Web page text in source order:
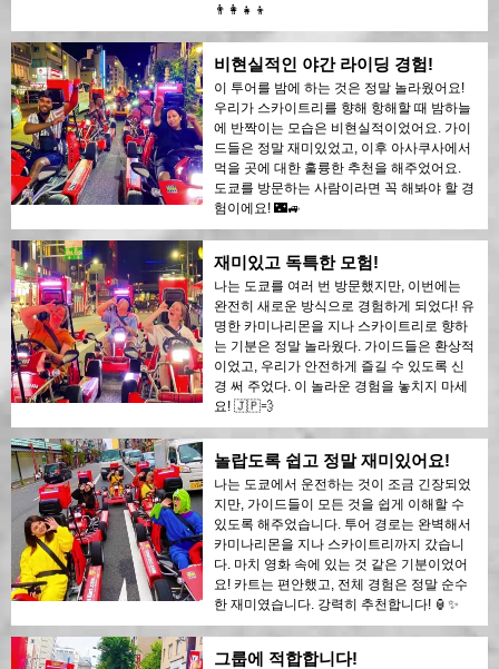
👨‍👩‍👧‍👦
비현실적인 야간 라이딩 경험!
이 투어를 밤에 하는 것은 정말 놀라웠어요!
우리가 스카이트리를 향해 항해할 때 밤하늘
에 반짝이는 모습은 비현실적이었어요. 가이
드들은 정말 재미있었고, 이후 아사쿠사에서
먹을 곳에 대한 훌륭한 추천을 해주었어요.
도쿄를 방문하는 사람이라면 꼭 해봐야 할 경
험이에요! 🌃🚙
재미있고 독특한 모험!
나는 도쿄를 여러 번 방문했지만, 이번에는
완전히 새로운 방식으로 경험하게 되었다! 유
명한 카미나리몬을 지나 스카이트리로 향하
는 기분은 정말 놀라웠다. 가이드들은 환상적
이었고, 우리가 안전하게 즐길 수 있도록 신
경 써 주었다. 이 놀라운 경험을 놓치지 마세
요! 🇯🇵💨
놀랍도록 쉽고 정말 재미있어요!
나는 도쿄에서 운전하는 것이 조금 긴장되었
지만, 가이드들이 모든 것을 쉽게 이해할 수
있도록 해주었습니다. 투어 경로는 완벽해서
카미나리몬을 지나 스카이트리까지 갔습니
다. 마치 영화 속에 있는 것 같은 기분이었어
요! 카트는 편안했고, 전체 경험은 정말 순수
한 재미였습니다. 강력히 추천합니다! 🏮✨
그룹에 적합합니다!